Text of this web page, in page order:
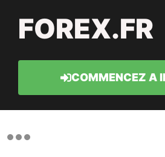
FOREX.FR
COMMENCEZ A